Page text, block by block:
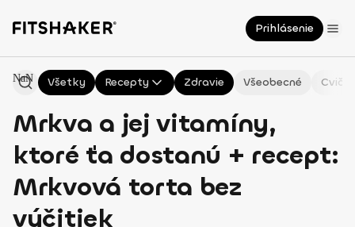
Prihlásenie
Všetky Recepty Zdravie Všeobecné
Mrkva a jej vitamíny,
ktoré ťa dostanú + recept:
Mrkvová torta bez
výčitiek
NaN